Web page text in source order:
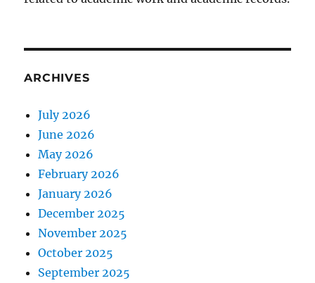
ARCHIVES
July 2026
June 2026
May 2026
February 2026
January 2026
December 2025
November 2025
October 2025
September 2025